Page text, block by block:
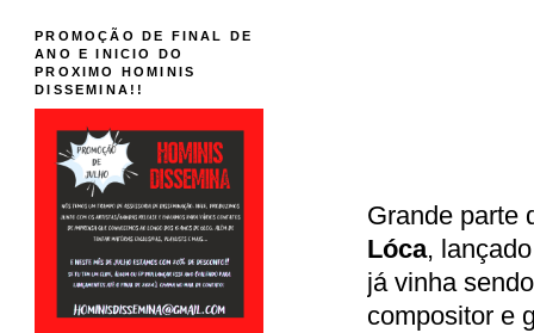
Grande parte
Lóca,
já vinha
compositor e
PROMOÇÃO DE FINAL DE
ANO E INICIO DO
PROXIMO HOMINIS
DISSEMINA!!